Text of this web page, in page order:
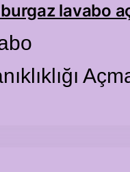
lavabo